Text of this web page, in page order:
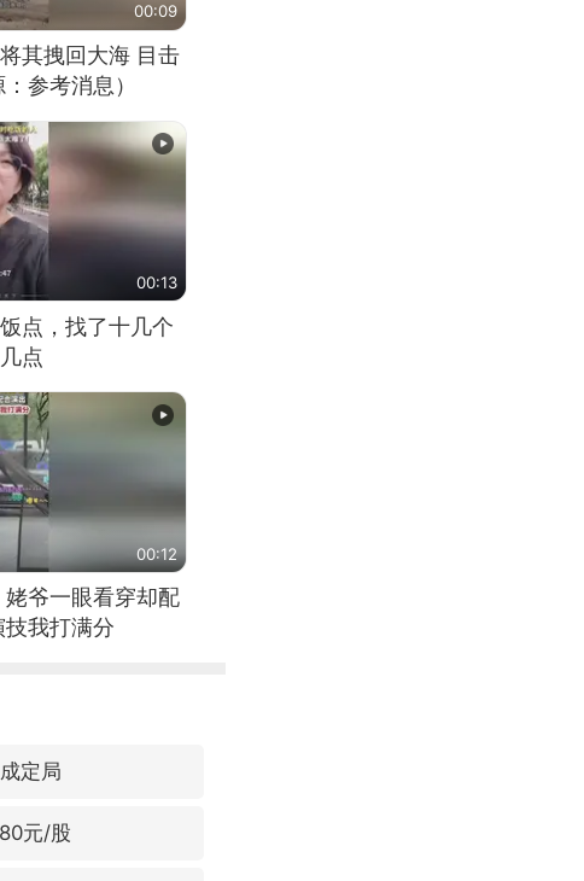
00:09
其拽回大海 目击
参考消息）
00:13
点，找了十几个
点
00:12
爷一眼看穿却配
我打满分
定局
元/股